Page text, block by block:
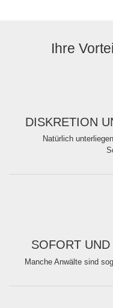
Ihre
DISKRETION
Natürlich
SOFORT
Manche Anwälte sind